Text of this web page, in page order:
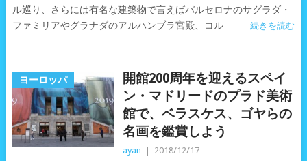
ル巡り、さらには有名な建築物で言えばバルセロナのサグラダ・
ファミリアやグラナダのアルハンブラ宮殿、コル
続きを読む
ヨーロッパ
開館200周年を迎えるスペイ
ン・マドリードのプラド美術
館で、ベラスケス、ゴヤらの
名画を鑑賞しよう
ayan 2018/12/17